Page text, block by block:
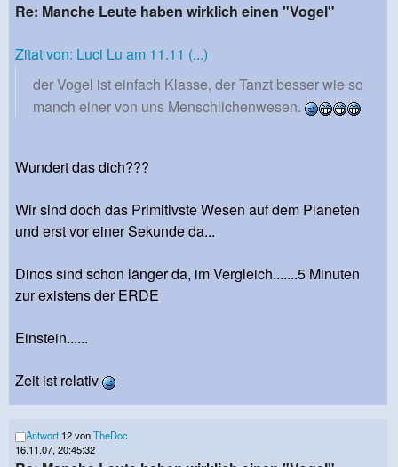
Re: Manche Leute haben wirklich einen "Vogel"
Zitat von: Luci Lu am 11.11 (...)
der Vogel ist einfach Klasse, der Tanzt besser wie so
manch einer von uns Menschlichenwesen.
Wundert das dich???
Wir sind doch das Primitivste Wesen auf dem Planeten
und erst vor einer Sekunde da...
Dinos sind schon länger da, im Vergleich.......5 Minuten
zur existens der ERDE
Einstein......
Zeit ist relativ
Antwort 12 vonTheDoc
16.11.07, 20:45:32